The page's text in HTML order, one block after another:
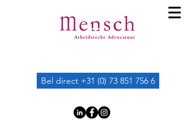
Bel direct +31 (0) 73 851 756 6